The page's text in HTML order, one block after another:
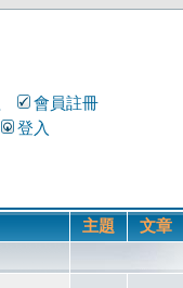
會員註冊
登入
主題 文章